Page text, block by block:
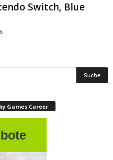
Switch, Blue
Games Career